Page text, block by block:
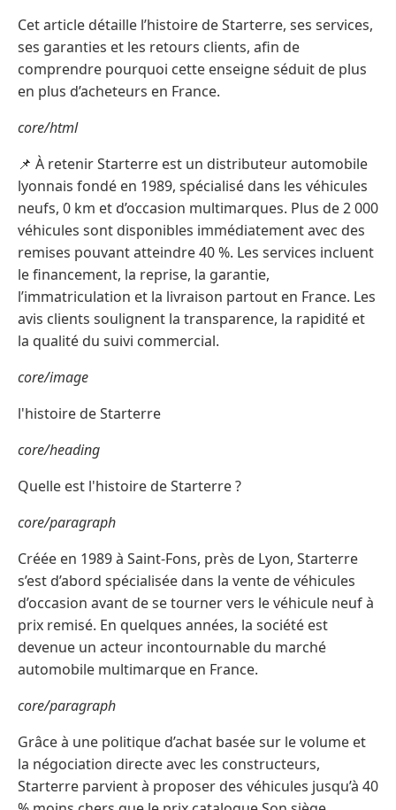
Cet article détaille l’histoire de Starterre, ses services,
ses garanties et les retours clients, afin de
comprendre pourquoi cette enseigne séduit de plus
en plus d’acheteurs en France.
core/html
📌 À retenir Starterre est un distributeur automobile
lyonnais fondé en 1989, spécialisé dans les véhicules
neufs, 0 km et d’occasion multimarques. Plus de 2 000
véhicules sont disponibles immédiatement avec des
remises pouvant atteindre 40 %. Les services incluent
le financement, la reprise, la garantie,
l’immatriculation et la livraison partout en France. Les
avis clients soulignent la transparence, la rapidité et
la qualité du suivi commercial.
core/image
l'histoire de Starterre
core/heading
Quelle est l'histoire de Starterre ?
core/paragraph
Créée en 1989 à Saint-Fons, près de Lyon, Starterre
s’est d’abord spécialisée dans la vente de véhicules
d’occasion avant de se tourner vers le véhicule neuf à
prix remisé. En quelques années, la société est
devenue un acteur incontournable du marché
automobile multimarque en France.
core/paragraph
Grâce à une politique d’achat basée sur le volume et
la négociation directe avec les constructeurs,
Starterre parvient à proposer des véhicules jusqu’à 40